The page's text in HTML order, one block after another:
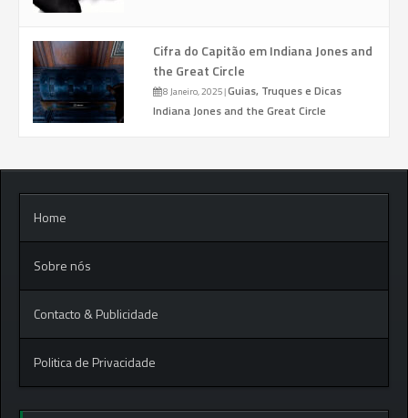
Cifra do Capitão em Indiana Jones and
the Great Circle
8 Janeiro, 2025|Guias, Truques e Dicas
Indiana Jones and the Great Circle
Home
Sobre nós
Contacto & Publicidade
Politica de Privacidade